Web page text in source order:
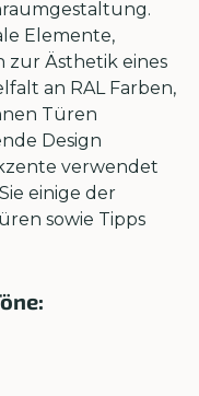
Elemente,
zur Ästhetik eines
an RAL Farben,
Türen
Design
verwendet
einige der
sowie Tipps